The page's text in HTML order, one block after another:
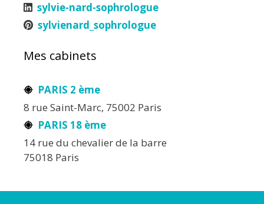
sylvie-nard-sophrologue
sylvienard_sophrologue
Mes cabinets
PARIS 2 ème
8 rue Saint-Marc, 75002 Paris
PARIS 18 ème
14 rue du chevalier de la barre
75018 Paris